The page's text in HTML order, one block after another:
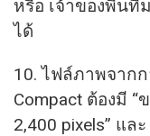
หรือ เจ้าของพื้นที่
ได้
10. ไฟล์ภาพจากก
Compact ต้องมี
2,400 pixels” แ